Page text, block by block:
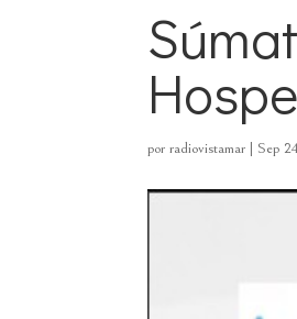
porradiovistamar Sep